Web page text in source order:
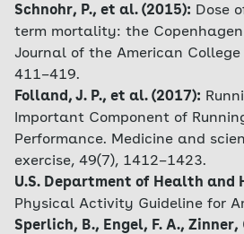
Schnohr, P., et al. (2015): Dose
term mortality: the
Journal of the American
411–419.
Folland, J. P., et al. (2017):
Important Component of
Performance. Medicine and
exercise, 49(7), 1412–1423.
U.S. Department of Health and
Physical Activity Guideline for
Sperlich, B., Engel, F. A., Zinner,